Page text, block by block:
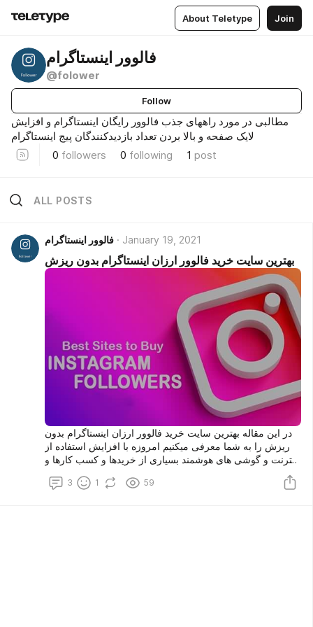
About Teletype Join
فالوور اینستاگرام
@folower
Follow
مطالبی در مورد راههای جذب فالوور رایگان اینستاگرام و افزایش
لایک صفحه و بالا بردن تعداد بازدیدکنندگان پیج اینستاگرام
0 followers 0 following 1 post
ALL POSTS
فالوور اینستاگرام January 19, 2021
بهترین سایت خرید فالوور ارزان اینستاگرام بدون ریزش
در این مقاله بهترین سایت خرید فالوور ارزان اینستاگرام بدون
ریزش را به شما معرفی میکنیم امروزه با افزایش استفاده از
اینترنت و گوشی های هوشمند بسیاری از خریدها و کسب کارها و
گسترش هستند داشتن پیج اینستاگرام با فالوور زیاد یکی از
3 1 59